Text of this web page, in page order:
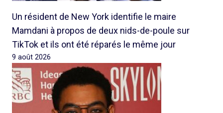
Un résident de New York identifie le maire
Mamdani à propos de deux nids-de-poule sur
TikTok et ils ont été réparés le même jour
9 août 2026